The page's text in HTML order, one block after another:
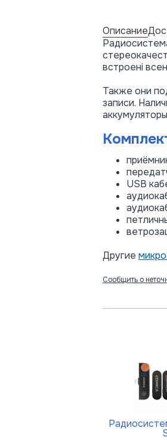
Описание
встроені
Также они
записи.
USB
Другие
Сообщить о